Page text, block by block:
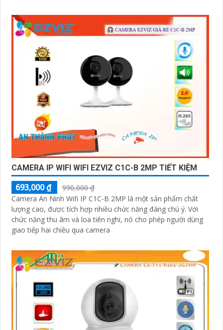
CAMERA IP WIFI WIFI EZVIZ C1C-B 2MP TIẾT KIỆM
693,000 ₫
990,000 ₫
Camera An Ninh Wifi IP C1C-B 2MP là một sản phẩm chất
lượng cao, được tích hợp nhiều chức năng đáng chú ý. Với
chức năng thu âm và loa tiên nghi, nó cho phép người dùng
giao tiếp hai chiều qua camera